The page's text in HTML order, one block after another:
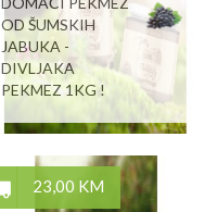
OD ŠUMSKIH
JABUKA -
DIVLJAKA
PEKMEZ 1KG !
23,00 KM